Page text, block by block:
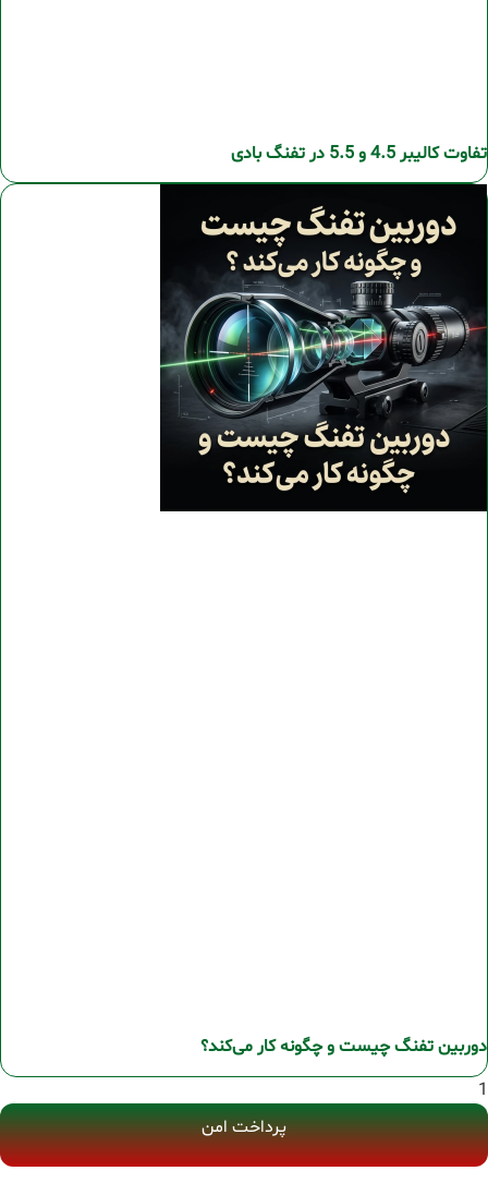
تفاوت کالیبر 4.5 و 5.5 در تفنگ بادی
دوربین تفنگ چیست و چگونه کار می‌کند؟
پرداخت امن